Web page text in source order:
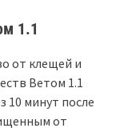
1.1
от клещей и
Ветом 1.1
10 минут после
от